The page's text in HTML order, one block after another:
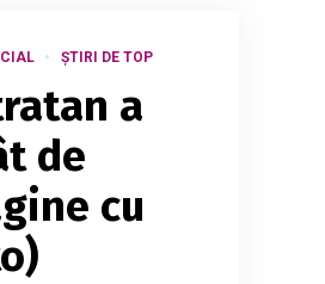
ȘTIRI DE TOP
a
de
cu